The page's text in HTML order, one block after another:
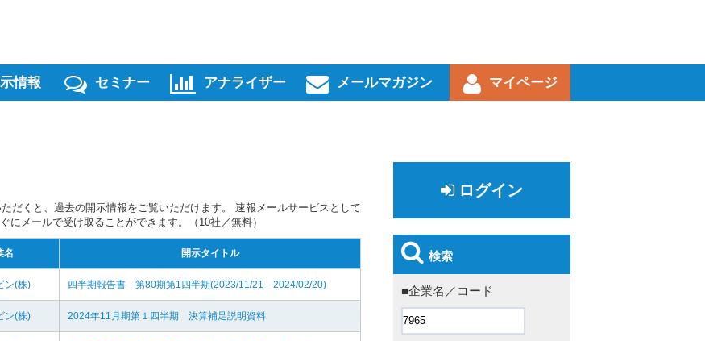
情報 セミナー アナライザー メールマガジン マイページ
ただくと、過去の開示情報をご覧いただけます。 速報メールサービスとして
メールで受け取ることができます。（10社／無料）
名 開示タイトル
ン(株) 四半期報告書－第80期第1四半期(2023/11/21－2024/02/20)
ン(株) 2024年11月期第１四半期 決算補足説明資料
ログイン
検索
■企業名／コード